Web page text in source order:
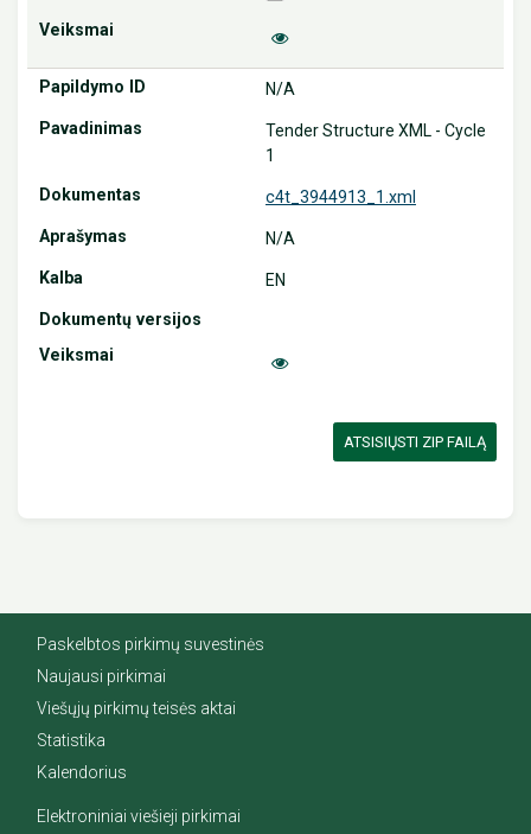
N/A
Tender Structure XML - Cycle
1
c4t_3944913_1.xml
N/A
EN
ATSISIŲSTI ZIP FAILĄ
Paskelbtos pirkimų suvestinės
Naujausi pirkimai
Viešųjų pirkimų teisės aktai
Statistika
Kalendorius
Elektroniniai viešieji pirkimai